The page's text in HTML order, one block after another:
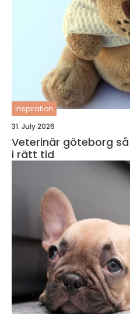
inspiration
31. July 2026
Veterinär göteborg så hittar djuret rätt vård
i rätt tid